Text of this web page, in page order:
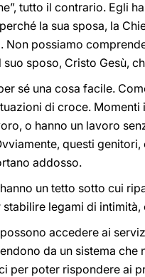
tutto il contrario. Egli
la sua sposa, la
possiamo
sposo, Cristo Gesù,
sé una cosa facile.
di croce.
o hanno un lavoro
questi
addosso.
un tetto sotto cui
legami di
accedere ai
da un sistema
per poter rispondere ai